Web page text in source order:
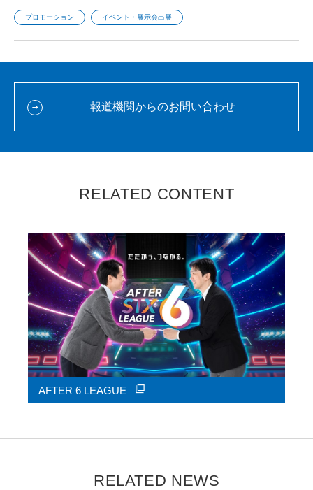
プロモーション イベント・展示会出展
報道機関からのお問い合わせ
RELATED CONTENT
AFTER 6 LEAGUE
RELATED NEWS